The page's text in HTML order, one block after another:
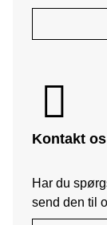
Kontakt os
Har du
send den til